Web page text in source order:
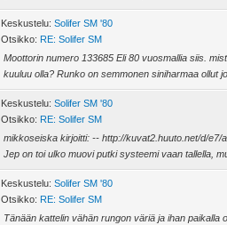
Keskustelu:Solifer SM '80
Otsikko: RE: Solifer SM
Moottorin numero 133685 Eli 80 vuosmallia siis.
kuuluu olla? Runko on semmonen siniharmaa ollut
Keskustelu:Solifer SM '80
Otsikko: RE: Solifer SM
mikkoseiska kirjoitti: -- http://kuvat2.huuto.net/d/e7/
Jep on toi ulko muovi putki systeemi vaan tallella,
Keskustelu:Solifer SM '80
Otsikko: RE: Solifer SM
Tänään kattelin vähän rungon väriä ja ihan